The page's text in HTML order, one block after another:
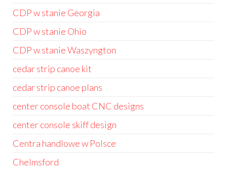
CDP w stanie Georgia
CDP w stanie Ohio
CDP w stanie Waszyngton
cedar strip canoe kit
cedar strip canoe plans
center console boat CNC designs
center console skiff design
Centra handlowe w Polsce
Chelmsford